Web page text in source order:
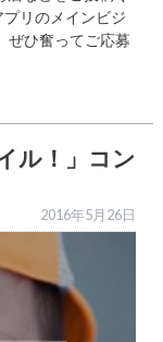
リのメインビジ
ぜひ奮ってご応募
ル！」コン
2016年5月26日